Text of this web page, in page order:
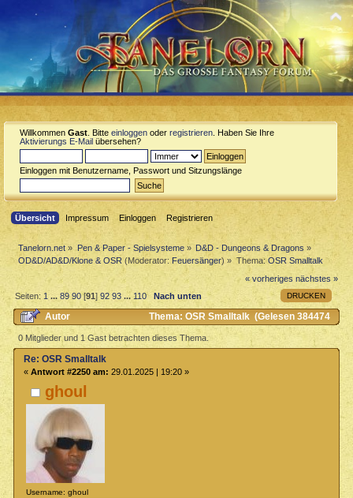
Willkommen Gast . Bitte einloggen oder registrieren . Haben Sie Ihre
Aktivierungs E-Mail übersehen?
Einloggen mit Benutzername, Passwort und Sitzungslänge
Übersicht Impressum Einloggen Registrieren
Tanelorn.net » Pen & Paper - Spielsysteme» D&D - Dungeons & Dragons »
OD&D/AD&D/Klone & OSR (Moderator:Feuersänger) » Thema:OSR Smalltalk
« vorheriges nächstes »
DRUCKEN
Seiten:1 ...89 90[91]92 93 ...110 Nach unten
Autor
Thema: OSR Smalltalk (Gelesen 384474
mal)
0 Mitglieder und 1 Gast betrachten dieses Thema.
ghoul
Username: ghoul
Re: OSR Smalltalk
« Antwort #2250 am: 29.01.2025 | 19:20 »